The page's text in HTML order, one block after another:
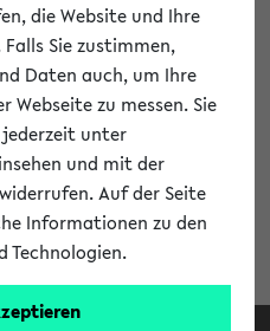
im Verlauf Ihrer eKVV
die Website und Ihre
Sie zustimmen,
Daten auch, um Ihre
zu messen. Sie
unter
und mit der
Auf der Seite
Informationen zu den
Technologien.